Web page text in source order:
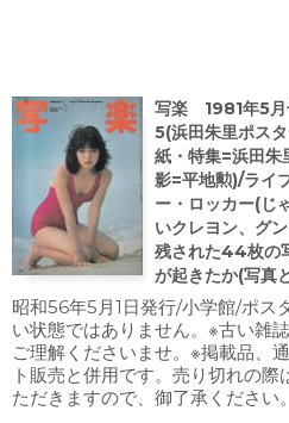
写楽 1981年5
5(浜田朱里ポス
紙・特集=浜田朱
影=平地勲)/ライ
ー・ロッカー(じ
いクレヨン、グ
残された44枚の
が起きたか(写真
昭和56年5月1日発行/小学館/ポス
い状態ではありません。※古い雑
ご理解くださいませ。※掲載品、
ト販売と併用です。売り切れの
ただきますので、御了承ください。